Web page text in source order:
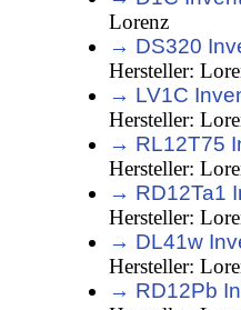
Lorenz
→ DS320
Hersteller:
→ LV1C
Hersteller:
→ RL12T75
Hersteller:
→ RD12Ta1
Hersteller:
→ DL41w
Hersteller:
→ RD12Pb